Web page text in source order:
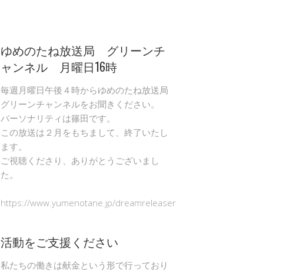
ゆめのたね放送局 グリーンチ
ャンネル 月曜日16時
毎週月曜日午後４時からゆめのたね放送局
グリーンチャンネルをお聞きください。
パーソナリティは篠田です。
この放送は２月をもちまして、終了いたし
ます。
ご視聴くださり、ありがとうございまし
た。
https://www.yumenotane.jp/dreamreleaser
活動をご支援ください
私たちの働きは献金という形で行っており